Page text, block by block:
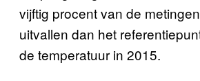
vijftig procent van de
uitvallen dan het
de temperatuur in 2015.